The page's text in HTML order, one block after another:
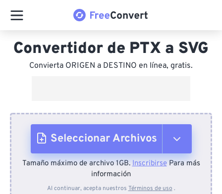
Convertidor de PTX a SVG
Convierta ORIGEN a DESTINO en línea, gratis.
Seleccionar Archivos
Desde el dispositivo
Tamaño máximo de archivo 1GB.InscribirsePara más
información
Al continuar, acepta nuestros Términos de uso .